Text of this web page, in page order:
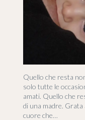
Quello che resta
solo tutte le
amati. Quello che
di una madre. Grata
cuore che…